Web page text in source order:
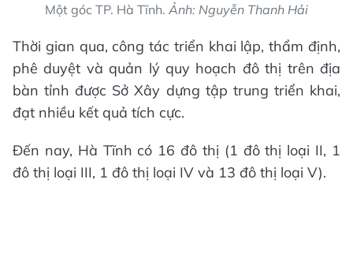
Một góc TP. Hà Tĩnh. Ảnh: Nguyễn Thanh Hải
Thời gian qua, công tác triển khai lập, thẩm định,
phê duyệt và quản lý quy hoạch đô thị trên địa
bàn tỉnh được Sở Xây dựng tập trung triển khai,
đạt nhiều kết quả tích cực.
Đến nay, Hà Tĩnh có 16 đô thị (1 đô thị loại II, 1
đô thị loại III, 1 đô thị loại IV và 13 đô thị loại V).